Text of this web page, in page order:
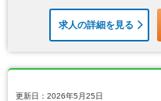
求人の詳細を見る
更新日：2026年5月25日